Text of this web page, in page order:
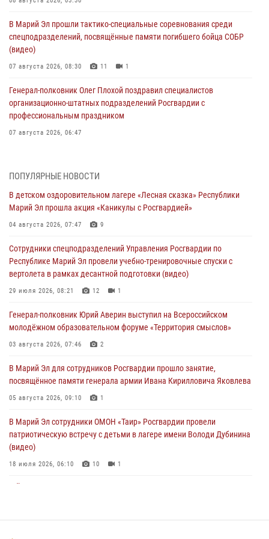
В Марий Эл прошли тактико-специальные соревнования среди
спецподразделений, посвящённые памяти погибшего бойца СОБР
(видео)
07 августа 2026, 08:30 11 1
Генерал-полковник Олег Плохой поздравил специалистов
организационно-штатных подразделений Росгвардии с
профессиональным праздником
07 августа 2026, 06:47
Всероссийском семинаре в Нижнем Новгороде (видео)
07 августа 2026, 06:25 8 1
Команда «Росгвардия» принимает участие в военно-спортивном
07 августа 2026, 05:43 10
Представитель вневедомственной охраны Управления Росгвардии
по Республике Марий Эл принял участие в учебно-методическом
06 августа 2026, 09:37 10
В Марий Эл сотрудники ЛРР Росгвардии за прошедший месяц
06 августа 2026, 08:00
В Марий Эл сотрудники вневедомственной охраны Росгвардии за
05 августа 2026, 09:44
ПОПУЛЯРНЫЕ НОВОСТИ
В детском оздоровительном лагере «Лесная сказка» Республики
Марий Эл прошла акция «Каникулы с Росгвардией»
04 августа 2026, 07:47 9
Сотрудники спецподразделений Управления Росгвардии по
Республике Марий Эл провели учебно-тренировочные спуски с
вертолета в рамках десантной подготовки (видео)
29 июля 2026, 08:21 12 1
Генерал-полковник Юрий Аверин выступил на Всероссийском
молодёжном образовательном форуме «Территория смыслов»
03 августа 2026, 07:46 2
В Марий Эл для сотрудников Росгвардии прошло занятие,
посвящённое памяти генерала армии Ивана Кирилловича Яковлева
05 августа 2026, 09:10 1
В Марий Эл сотрудники ОМОН «Таир» Росгвардии провели
патриотическую встречу с детьми в лагере имени Володи Дубинина
(видео)
18 июля 2026, 06:10 10 1